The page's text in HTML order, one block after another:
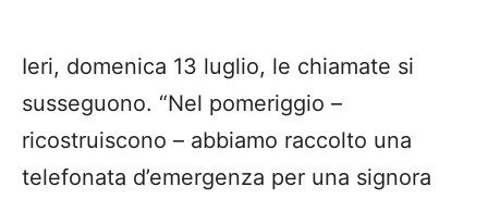
Ieri, domenica 13 luglio, le chiamate si
susseguono. “Nel pomeriggio –
ricostruiscono – abbiamo raccolto una
telefonata d’emergenza per una signora